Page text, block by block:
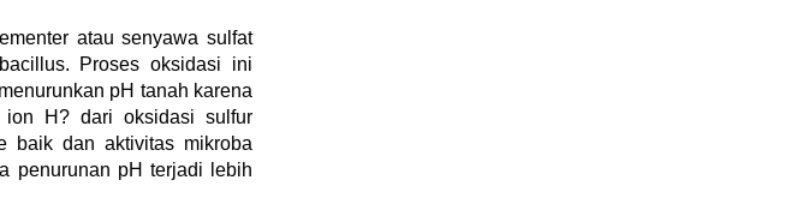
atau senyawa sulfat
Proses oksidasi ini
pH tanah karena
ion H? dari oksidasi sulfur
baik dan aktivitas mikroba
penurunan pH terjadi lebih